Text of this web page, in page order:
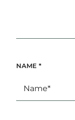
NAME *